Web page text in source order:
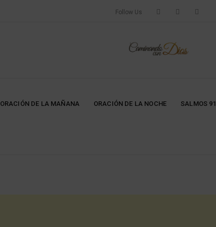
Follow Us
ORACIÓN DE LA MAÑANA ORACIÓN DE LA NOCHE SALMOS 91